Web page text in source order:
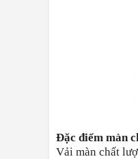
Đặc điểm màn
Vải màn chất